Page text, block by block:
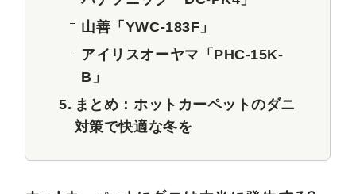
山善「YWC-183F」
アイリスオーヤマ「PHC-15K-
B」
まとめ：ホットカーペットのダニ
対策で快適な冬を